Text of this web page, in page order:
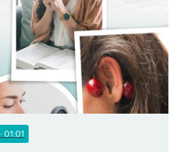
· 01:01